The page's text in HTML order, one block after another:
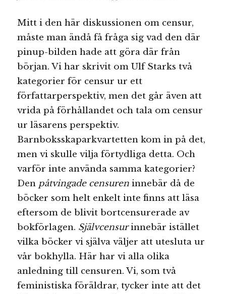
Mitt i den här diskussionen om censur,
måste man ändå få fråga sig vad den där
pinup-bilden hade att göra där från
början. Vi har skrivit om Ulf Starks två
kategorier för censur ur ett
författarperspektiv, men det går även att
vrida på förhållandet och tala om censur
ur läsarens perspektiv.
Barnboksskaparkvartetten kom in på det,
men vi skulle vilja förtydliga detta. Och
varför inte använda samma kategorier?
Den påtvingade censuren innebär då de
böcker som helt enkelt inte finns att läsa
eftersom de blivit bortcensurerade av
bokförlagen. Självcensurinnebär istället
vilka böcker vi själva väljer att utesluta ur
vår bokhylla. Här har vi alla olika
anledning till censuren. Vi, som två
feministiska föräldrar, tycker inte att det